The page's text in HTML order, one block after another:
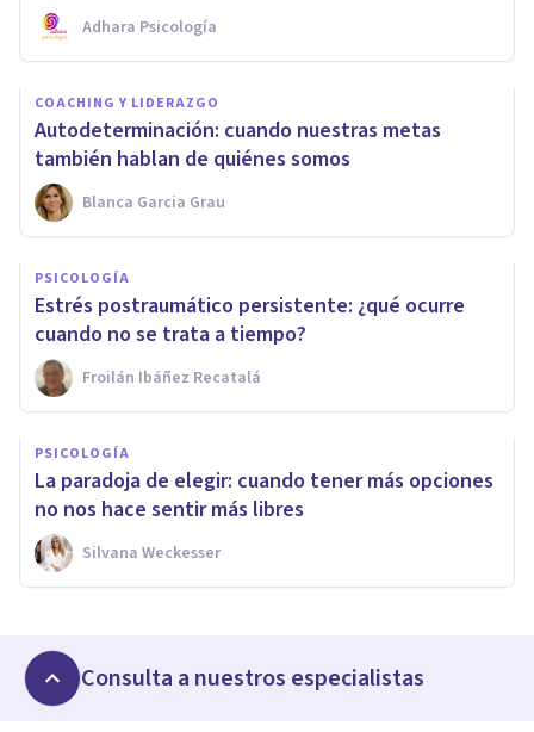
Adhara Psicología
COACHING Y LIDERAZGO
Autodeterminación: cuando nuestras metas
también hablan de quiénes somos
Blanca Garcia Grau
PSICOLOGÍA
Estrés postraumático persistente: ¿qué ocurre
cuando no se trata a tiempo?
Froilán Ibáñez Recatalá
PSICOLOGÍA
La paradoja de elegir: cuando tener más opciones
no nos hace sentir más libres
Silvana Weckesser
Consulta a nuestros especialistas